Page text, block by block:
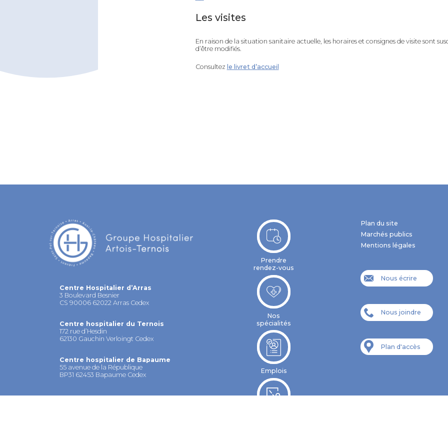
Les visites
En raison de la situation sanitaire actuelle, les horaires et consignes de visite sont
d’être modifiés.
Consultez le livret d’accueil
Centre Hospitalier d’Arras
3 Boulevard Besnier
CS 90006 62022 Arras Cedex
Centre hospitalier du Ternois
172 rue d’Hesdin
62130 Gauchin Verloingt Cedex
Centre hospitalier de Bapaume
55 avenue de la République
BP31 62453 Bapaume Cedex
Prendre
rendez-vous
Nos
spécialités
Emplois
Plan du site
Marchés publics
Mentions légales
Nous écrire
Nous joindre
Plan d'accès